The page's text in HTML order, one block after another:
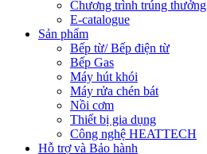
Chương trình trúng thưởng
E-catalogue
Sản phẩm
Bếp từ/ Bếp điện từ
Bếp Gas
Máy hút khói
Máy rửa chén bát
Nồi cơm
Thiết bị gia dụng
Công nghệ HEATTECH
Hỗ trợ và Bảo hành